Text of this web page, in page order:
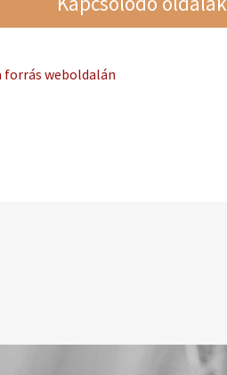
forrás weboldalán